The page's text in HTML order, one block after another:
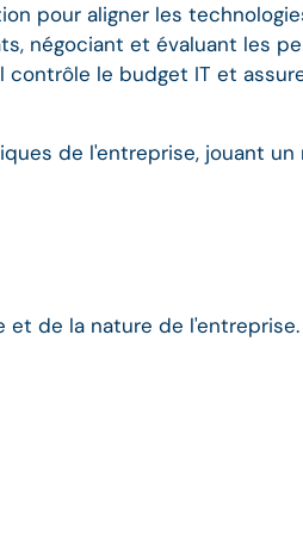
pour aligner les
négociant et évaluant les
contrôle le budget IT et
de l'entreprise, jouant un
de la nature de